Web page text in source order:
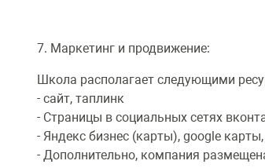
7. Маркетинг и продвижение:
Школа располагает следующими
- сайт, таплинк
- Страницы в социальных сетях
- Яндекс бизнес (карты), google карты,
- Дополнительно, компания